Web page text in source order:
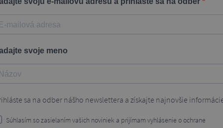
svoje meno
sa na odber nášho newslettera a získajte najnovšie
Súhlasím so zasielaním vašich noviniek a prijímam vyhlásenie o ochrane